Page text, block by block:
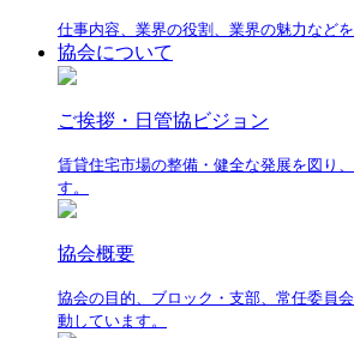
仕事内容、業界の役割、業界の魅力などを
協会について
ご挨拶・日管協ビジョン
賃貸住宅市場の整備・健全な発展を図り
す。
協会概要
協会の目的、ブロック・支部、常任委員
動しています。